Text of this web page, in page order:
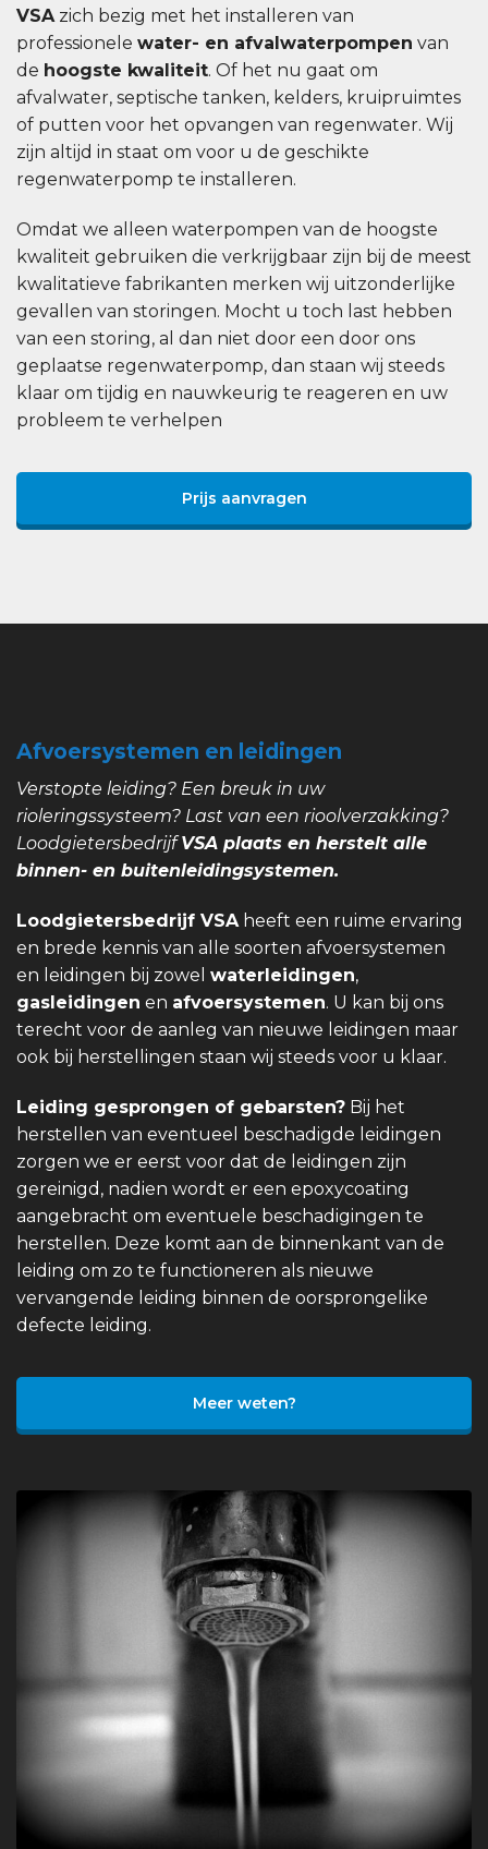
VSAzich bezig met het installeren van
professionele water- en afvalwaterpompen van
de hoogste kwaliteit. Of het nu gaat om
afvalwater, septische tanken, kelders, kruipruimtes
of putten voor het opvangen van regenwater. Wij
zijn altijd in staat om voor u de geschikte
regenwaterpomp te installeren.
Omdat we alleen waterpompen van de hoogste
kwaliteit gebruiken die verkrijgbaar zijn bij de meest
kwalitatieve fabrikanten merken wij uitzonderlijke
gevallen van storingen. Mocht u toch last hebben
van een storing, al dan niet door een door ons
geplaatse regenwaterpomp, dan staan ​​wij steeds
klaar om tijdig en nauwkeurig te reageren en uw
probleem te verhelpen
Prijs aanvragen
Afvoersystemen en leidingen
Verstopte leiding? Een breuk in uw
rioleringssysteem? Last van een rioolverzakking?
LoodgietersbedrijfVSA plaats en herstelt alle
binnen- en buitenleidingsystemen.
Loodgietersbedrijf VSA heeft een ruime ervaring
en brede kennis van alle soorten afvoersystemen
en leidingen bij zowel waterleidingen,
gasleidingen en afvoersystemen. U kan bij ons
terecht voor de aanleg van nieuwe leidingen maar
ook bij herstellingen staan wij steeds voor u klaar.
Leiding gesprongen of gebarsten? Bij het
herstellen van eventueel beschadigde leidingen
zorgen we er eerst voor dat de leidingen zijn
gereinigd, nadien wordt er een epoxycoating
aangebracht om eventuele beschadigingen te
herstellen. Deze komt aan de binnenkant van de
leiding om zo te functioneren als nieuwe
vervangende leiding binnen de oorsprongelike
defecte leiding.
Meer weten?